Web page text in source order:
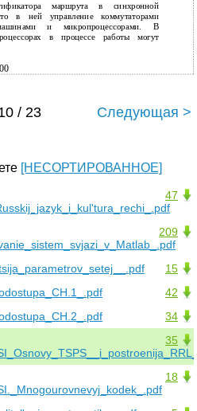
маршрута в синхронной
в ней управление коммутаторами
и микропроцессорами. В
в процессе работы могут
/ 23 Следующая >
[НЕСОРТИРОВАННОЕ]
47
209
15
42
34
35
18